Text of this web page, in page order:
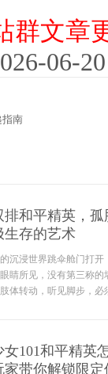
群文章
06-
指南
排和平精英，
生存的艺术
沉浸世界跳伞舱门打
睛所见，没有第三称
体转动，听见脚步，必
女101和平精英
家带你解锁限